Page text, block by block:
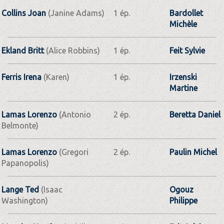
Collins Joan(Janine Adams) 1 ép.
Bardollet
Michèle
Ekland Britt(Alice Robbins) 1 ép. Feit Sylvie
Ferris Irena (Karen) 1 ép.
Irzenski
Martine
Lamas Lorenzo (Antonio
Belmonte)
2 ép. Beretta Daniel
Lamas Lorenzo (Gregori
Papanopolis)
2 ép. Paulin Michel
Lange Ted (Isaac
Washington)
Ogouz
Philippe